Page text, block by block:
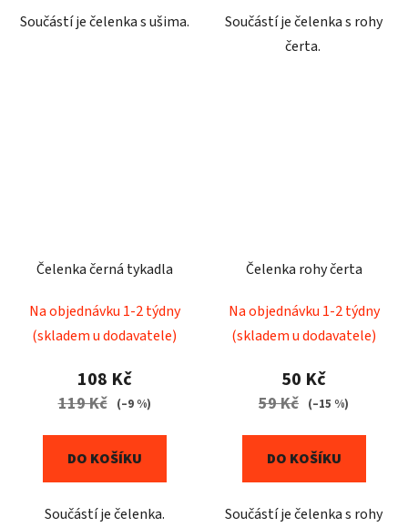
Součástí je čelenka s ušima.
Součástí je čelenka s rohy
čerta.
Čelenka černá tykadla
Na objednávku 1-2 týdny
(skladem u dodavatele)
108 Kč
119 Kč (–9 %)
DO KOŠÍKU
Součástí je čelenka.
Čelenka rohy čerta
Na objednávku 1-2 týdny
(skladem u dodavatele)
50 Kč
59 Kč (–15 %)
DO KOŠÍKU
Součástí je čelenka s rohy